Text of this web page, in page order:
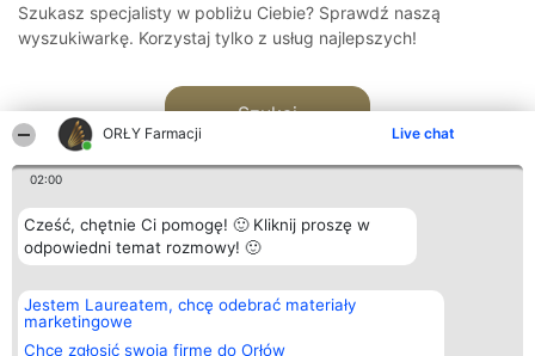
ORŁY Farmacji Live chat
02:00
Cześć, chętnie Ci pomogę! 🙂 Kliknij proszę w
odpowiedni temat rozmowy! 🙂
Jestem Laureatem, chcę odebrać materiały
marketingowe
Chcę zgłosić swoją firmę do Orłów
Szukasz specjalisty w pobliżu Ciebie? Sprawdź naszą
wyszukiwarkę. Korzystaj tylko z usług najlepszych!
Szukaj
Organizator plebiscytu
Bright Side Solutions sp. z o.
o. sp. k.
ul. Ruska 22
Plebiscyt
Laureaci
wszystkich
Kontakt
Kontakt